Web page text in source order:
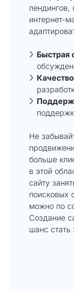
лендингов,
интернет-
Быстрая
Не
больше
в этой
сайту
поисковых
можно по
Создание
шанс